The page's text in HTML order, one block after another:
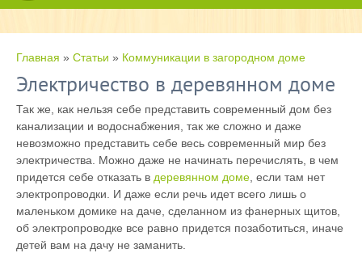
Главная » Статьи » Коммуникации в загородном доме
Электричество в деревянном доме
Так же, как нельзя себе представить современный дом без
канализации и водоснабжения, так же сложно и даже
невозможно представить себе весь современный мир без
электричества. Можно даже не начинать перечислять, в чем
придется себе отказать в деревянном доме , если там нет
электропроводки. И даже если речь идет всего лишь о
маленьком домике на даче, сделанном из фанерных щитов,
об электропроводке все равно придется позаботиться, иначе
детей вам на дачу не заманить.